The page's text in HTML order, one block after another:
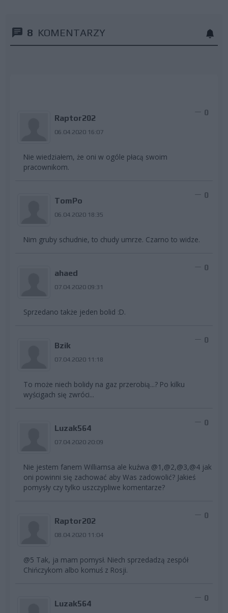
8 KOMENTARZY
Raptor202
06.04.2020 16:07
0
Nie wiedziałem, że oni w ogóle płacą swoim
pracownikom.
TomPo
06.04.2020 18:35
0
Nim gruby schudnie, to chudy umrze. Czarno to widze.
ahaed
07.04.2020 09:31
0
Sprzedano także jeden bolid :D.
Bzik
07.04.2020 11:18
0
To może niech bolidy na gaz przerobią...? Po kilku
wyścigach się zwróci...
Luzak564
07.04.2020 20:09
0
Nie jestem fanem Williamsa ale kuźwa @1,@2,@3,@4 jak
oni powinni się zachować aby Was zadowolić? Jakieś
pomysły czy tylko uszczypliwe komentarze?
Raptor202
08.04.2020 11:04
0
@5 Tak, ja mam pomysł. Niech sprzedadzą zespół
Chińczykom albo komuś z Rosji.
Luzak564
0